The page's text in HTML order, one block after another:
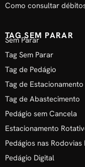
Como consultar
TAG SEM PARAR
Sem Parar
Tag Sem Parar
Tag de Pedágio
Tag de Estacionamento
Tag de Abastecimento
Pedágio sem Cancela
Estacionamento
Pedágios nas Rodovias
Pedágio Digital